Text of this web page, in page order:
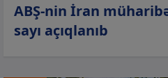
ABŞ-nin İran
sayı açıqlanıb